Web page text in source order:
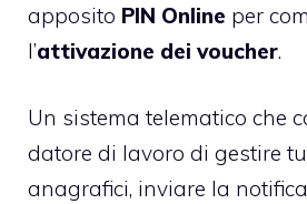
apposito PIN Online per
l’attivazione dei voucher.
Un sistema telematico che
datore di lavoro di gestire
anagrafici, inviare la